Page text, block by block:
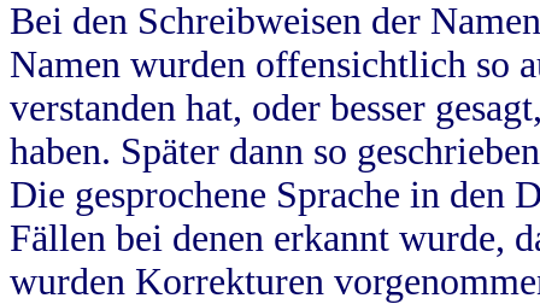
Bei den Schreibweisen der
Namen wurden offensichtlich so
verstanden hat, oder besser
haben. Später dann so
Die gesprochene Sprache in
Fällen bei denen erkannt wurde,
wurden Korrekturen